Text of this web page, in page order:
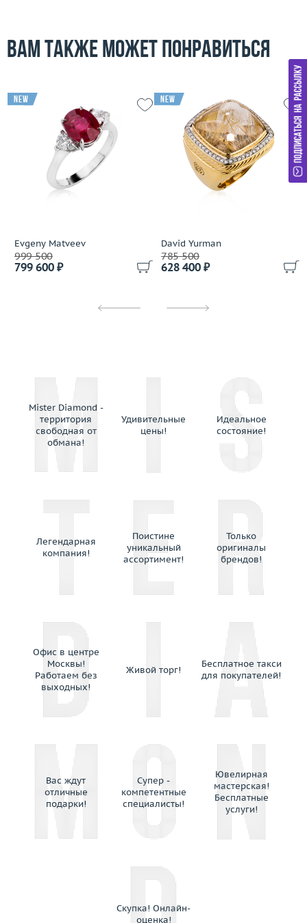
Leo Pizzo
Lykov`s Jewellery
Magerit
Magie
Marco Bicego
Mario Panelli
Maxim Demidov
Mercury
Moraglione
Mouawad
Mousson
Nanis
Ninetto Terzano
Nouvelle Bague
Omega
Oro Trend
Palmiero
Parure Atelier
Piaget
Picchiotti
Piero Maccarini
Piero Milano
Pomellato
Raima
Ralf Diamonds
Ranzani Fabio e Fuse' Maria Lucia
Recarlo
Repossi
Rinaldi
Вам также может понравиться
Evgeny Matveev
999 500
799 600 ₽
new
David Yurman
785 500
628 400 ₽
new
Mister Diamond -
территория
свободная от
обмана!
Удивительные
цены!
Идеальное
состояние!
Легендарная
компания!
Поистине
уникальный
ассортимент!
Только
оригиналы
брендов!
Офис в центре
Москвы!
Работаем без
выходных!
Живой торг!
Бесплатное такси
для покупателей!
Вас ждут
отличные
подарки!
Супер -
компетентные
специалисты!
Ювелирная
мастерская!
Бесплатные
услуги!
Скупка! Онлайн-
оценка!